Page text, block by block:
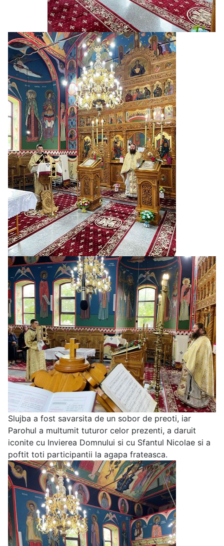
Slujba a fost savarsita de un sobor de preoti, iar
Parohul a multumit tuturor celor prezenti, a daruit
iconite cu Invierea Domnului si cu Sfantul Nicolae si a
poftit toti participantii la agapa frateasca.